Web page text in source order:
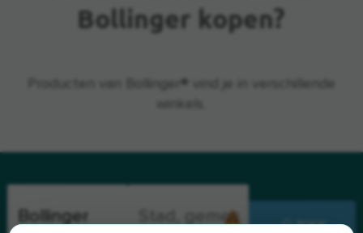
Huidige locatie
Bollinger kopen?
Producten van Bollinger® vind je in verschillende
ZOEK